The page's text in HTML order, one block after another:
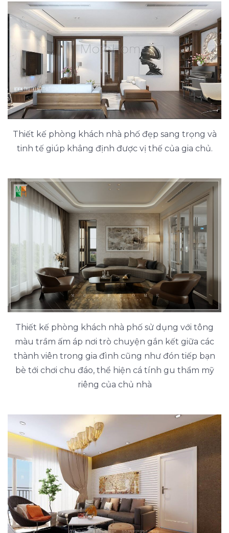
Thiết kế phòng khách nhà phố đẹp sang trọng và
tinh tế giúp khẳng định được vị thế của gia chủ.
Thiết kế phòng khách nhà phố sử dụng với tông
màu trầm ấm áp nơi trò chuyện gắn kết giữa các
thành viên trong gia đình cũng như đón tiếp bạn
bè tới chơi chu đáo, thể hiện cá tính gu thẩm mỹ
riêng của chủ nhà